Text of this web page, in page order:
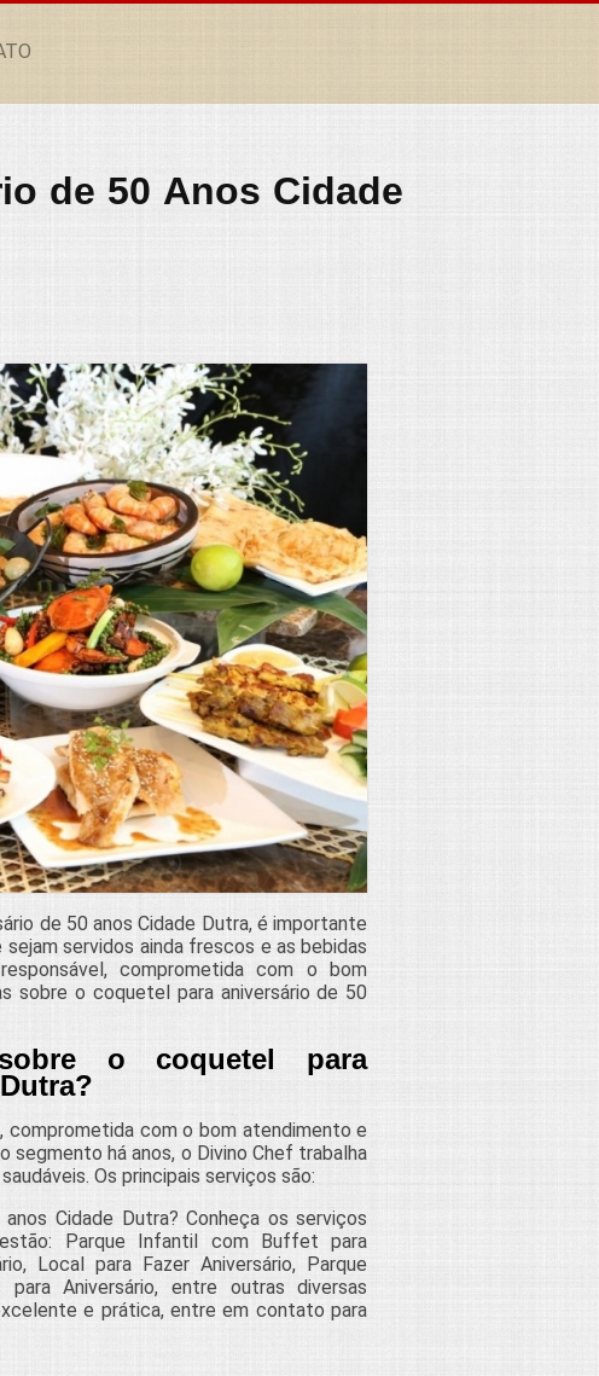
de 50 Anos Cidade
de 50 anos Cidade Dutra, é importante
servidos ainda frescos e as bebidas
comprometida com o bom
sobre o coquetel para aniversário de 50
o coquetel para
comprometida com o bom atendimento e
há anos, o Divino Chef trabalha
Os principais serviços são:
Cidade Dutra? Conheça os serviços
Parque Infantil com Buffet para
Local para Fazer Aniversário, Parque
Aniversário, entre outras diversas
e prática, entre em contato para